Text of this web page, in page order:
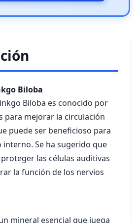
Biloba
Biloba es conocido por
para mejorar la circulación
puede ser beneficioso para
interno. Se ha sugerido que
las células auditivas
la función de los nervios
mineral esencial que juega